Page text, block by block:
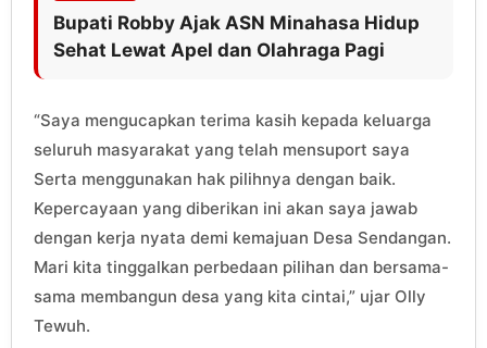
Bupati Robby Ajak ASN Minahasa Hidup
Sehat Lewat Apel dan Olahraga Pagi
“Saya mengucapkan terima kasih kepada keluarga
seluruh masyarakat yang telah mensuport saya
Serta menggunakan hak pilihnya dengan baik.
Kepercayaan yang diberikan ini akan saya jawab
dengan kerja nyata demi kemajuan Desa Sendangan.
Mari kita tinggalkan perbedaan pilihan dan bersama-
sama membangun desa yang kita cintai,” ujar Olly
Tewuh.